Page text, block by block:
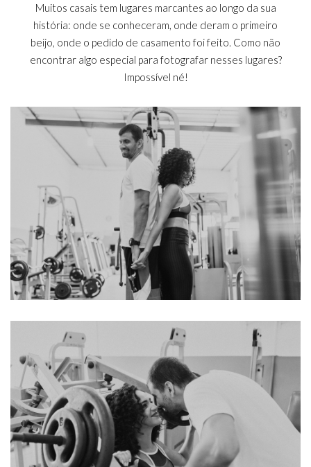
Muitos casais tem lugares marcantes ao longo da sua
história: onde se conheceram, onde deram o primeiro
beijo, onde o pedido de casamento foi feito. Como não
encontrar algo especial para fotografar nesses lugares?
Impossível né!